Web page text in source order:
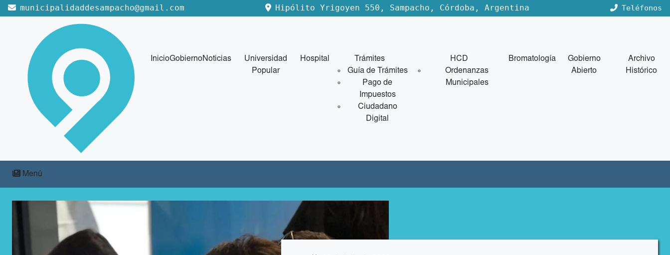
municipalidaddesampacho@gmail.com Hipólito Yrigoyen 550, Sampacho, Córdoba, Argentina Teléfonos
InicioGobiernoNoticias
Universidad
Popular
Hospital
Trámites
Guía de Trámites
Pago de
Impuestos
Ciudadano
Digital
HCD
Ordenanzas
Municipales
Bromatología
Gobierno
Abierto
Archivo
Histórico
Menú